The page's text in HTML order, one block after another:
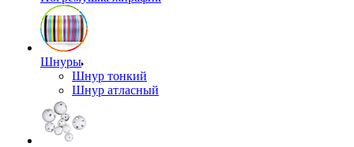
Шнуры
Шнур тонкий
Шнур атласный